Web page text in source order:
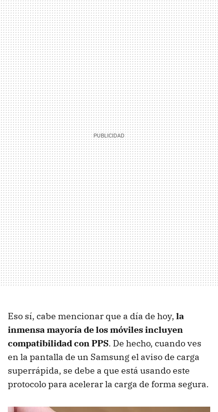
Eso sí, cabe mencionar que a día de hoy, la
inmensa mayoría de los móviles incluyen
compatibilidad con PPS. De hecho, cuando ves
en la pantalla de un Samsung el aviso de carga
superrápida, se debe a que está usando este
protocolo para acelerar la carga de forma segura.